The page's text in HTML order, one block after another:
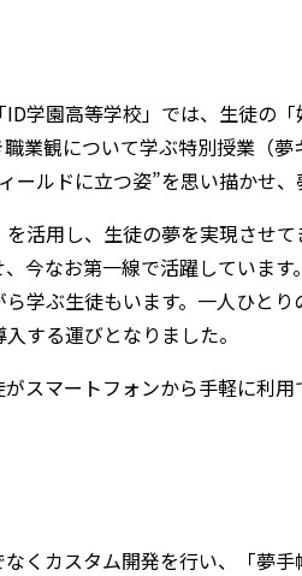
学園高等学校」では、生徒の
業観について学ぶ特別授業（
ールドに立つ姿”を思い描かせ
活用し、生徒の夢を実現させ
今なお第一線で活躍していま
学ぶ生徒もいます。一人ひと
する運びとなりました。
スマートフォンから手軽に利
くカスタム開発を行い、「夢